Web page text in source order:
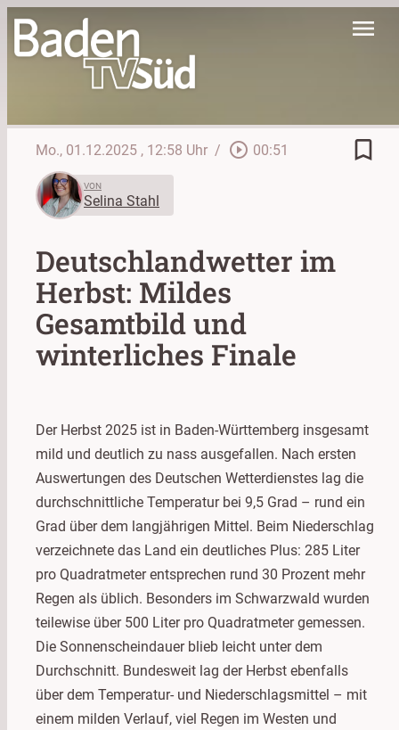
menu
Mo., 01.12.2025 , 12:58 Uhr / play_circle_outline 00:51 bookmark_border
VON
Selina Stahl
Deutschlandwetter im
Herbst: Mildes
Gesamtbild und
winterliches Finale
Der Herbst 2025 ist in Baden-Württemberg insgesamt
mild und deutlich zu nass ausgefallen. Nach ersten
Auswertungen des Deutschen Wetterdienstes lag die
durchschnittliche Temperatur bei 9,5 Grad – rund ein
Grad über dem langjährigen Mittel. Beim Niederschlag
verzeichnete das Land ein deutliches Plus: 285 Liter
pro Quadratmeter entsprechen rund 30 Prozent mehr
Regen als üblich. Besonders im Schwarzwald wurden
teilewise über 500 Liter pro Quadratmeter gemessen.
Die Sonnenscheindauer blieb leicht unter dem
Durchschnitt. Bundesweit lag der Herbst ebenfalls
über dem Temperatur- und Niederschlagsmittel – mit
einem milden Verlauf, viel Regen im Westen und